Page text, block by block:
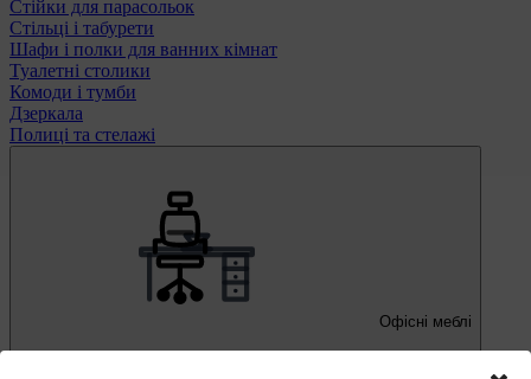
Стійки для парасольок
Стільці і табурети
Шафи і полки для ванних кімнат
Туалетні столики
Комоди і тумби
Дзеркала
Полиці та стелажі
Офісні меблі